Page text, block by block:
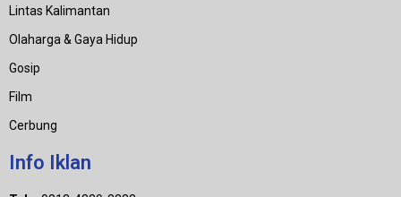
Lintas Kalimantan
Olaharga & Gaya Hidup
Gosip
Film
Cerbung
Info Iklan